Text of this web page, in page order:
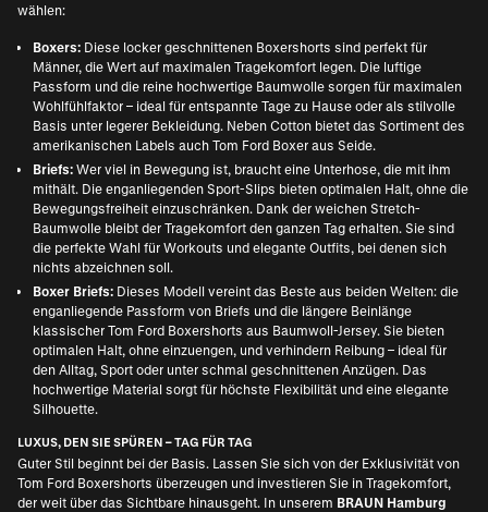
wählen:
Boxers: Diese locker geschnittenen Boxershorts sind perfekt für
Männer, die Wert auf maximalen Tragekomfort legen. Die luftige
Passform und die reine hochwertige Baumwolle sorgen für maximalen
Wohlfühlfaktor – ideal für entspannte Tage zu Hause oder als stilvolle
Basis unter legerer Bekleidung. Neben Cotton bietet das Sortiment des
amerikanischen Labels auch Tom Ford Boxer aus Seide.
Briefs: Wer viel in Bewegung ist, braucht eine Unterhose, die mit ihm
mithält. Die enganliegenden Sport-Slips bieten optimalen Halt, ohne die
Bewegungsfreiheit einzuschränken. Dank der weichen Stretch-
Baumwolle bleibt der Tragekomfort den ganzen Tag erhalten. Sie sind
die perfekte Wahl für Workouts und elegante Outfits, bei denen sich
nichts abzeichnen soll.
Boxer Briefs: Dieses Modell vereint das Beste aus beiden Welten: die
enganliegende Passform von Briefs und die längere Beinlänge
klassischer Tom Ford Boxershorts aus Baumwoll-Jersey. Sie bieten
optimalen Halt, ohne einzuengen, und verhindern Reibung – ideal für
den Alltag, Sport oder unter schmal geschnittenen Anzügen. Das
hochwertige Material sorgt für höchste Flexibilität und eine elegante
Silhouette.
LUXUS, DEN SIE SPÜREN – TAG FÜR TAG
Guter Stil beginnt bei der Basis. Lassen Sie sich von der Exklusivität von
Tom Ford Boxershorts überzeugen und investieren Sie in Tragekomfort,
der weit über das Sichtbare hinausgeht. In unserem BRAUN Hamburg